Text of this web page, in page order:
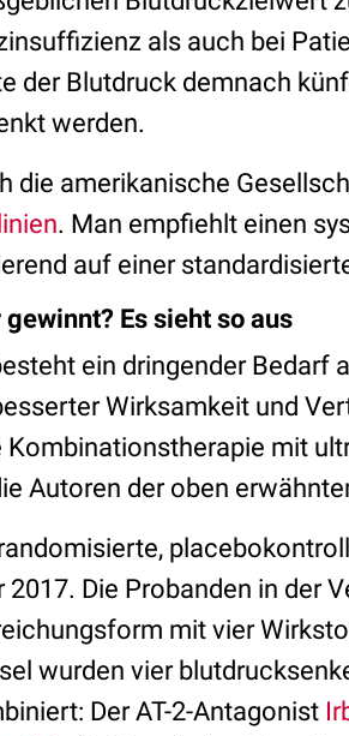
als auch bei
der Blutdruck demnach
werden.
die amerikanische
. Man empfiehlt einen
auf einer
gewinnt? Es sieht so aus
ein dringender Bedarf
Wirksamkeit und
Kombinationstherapie mit
Autoren der oben
2017. Die Probanden in der
mit vier
wurden vier
Der AT-2-Antagonist